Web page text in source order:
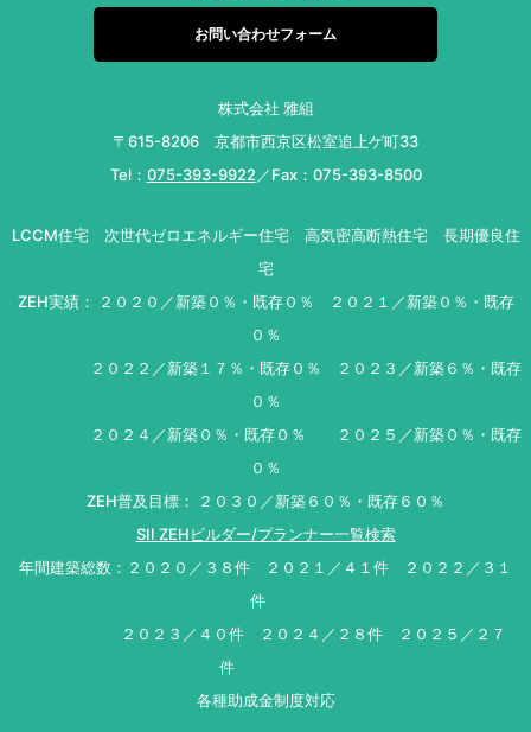
お問い合わせフォーム
株式会社 雅組
〒615-8206 京都市西京区松室追上ゲ町33
Tel： 075-393-9922 ／Fax：075-393-8500
LCCM住宅 次世代ゼロエネルギー住宅 高気密高断熱住宅 長期優良住
宅
ZEH実績： ２０２０／新築０％・既存０％ ２０２１／新築０％・既存
０％
２０２２／新築１７％・既存０％ ２０２３／新築６％・既存
０％
２０２４／新築０％・既存０％ ２０２５／新築０％・既存
０％
ZEH普及目標： ２０３０／新築６０％・既存６０％
SII ZEHビルダー/プランナー一覧検索
年間建築総数：２０２０／３８件 ２０２１／４１件 ２０２２／３１
件
２０２３／４０件 ２０２４／２８件 ２０２５／２７
件
各種助成金制度対応